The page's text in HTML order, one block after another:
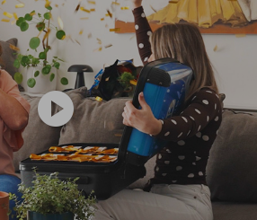
play_circle